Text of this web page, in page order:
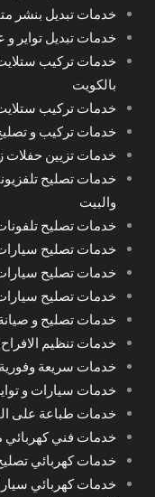
خدمات تبديل بنشر
خدمات تبديل تواير
خدمات تركيب
بالكويت
خدمات تركيب
خدمات تركيب و
خدمات تزيين حفلات
خدمات تصليح
والبيت
خدمات تصليح
خدمات تصليح سيارات
خدمات تصليح
خدمات تصليح
خدمات تصليح و
خدمات تنظيم
خدمات سريعة
خدمات سيارات و
خدمات طباعة على
خدمات فني كهربائي
خدمات كهربائي
خدمات كهربائي